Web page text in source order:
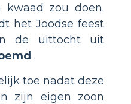
zou doen.
het Joodse feest
de uittocht uit
.
toe nadat deze
zijn eigen zoon